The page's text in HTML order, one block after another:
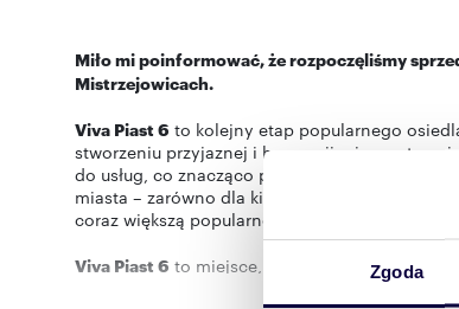
Zgoda
Miło mi poinformować, że rozpoczęliśmy
Mistrzejowicach.
Viva Piast 6 to kolejny etap popularnego
stworzeniu przyjaznej i harmonijnej przestrzeni
do usług, co znacząco podnosi komfort
miasta – zarówno dla kierowców, jak i osób
coraz większą popularność.
Viva Piast 6 to miejsce, które wyróżnia się
usługowe, stacja ładowania samochodów